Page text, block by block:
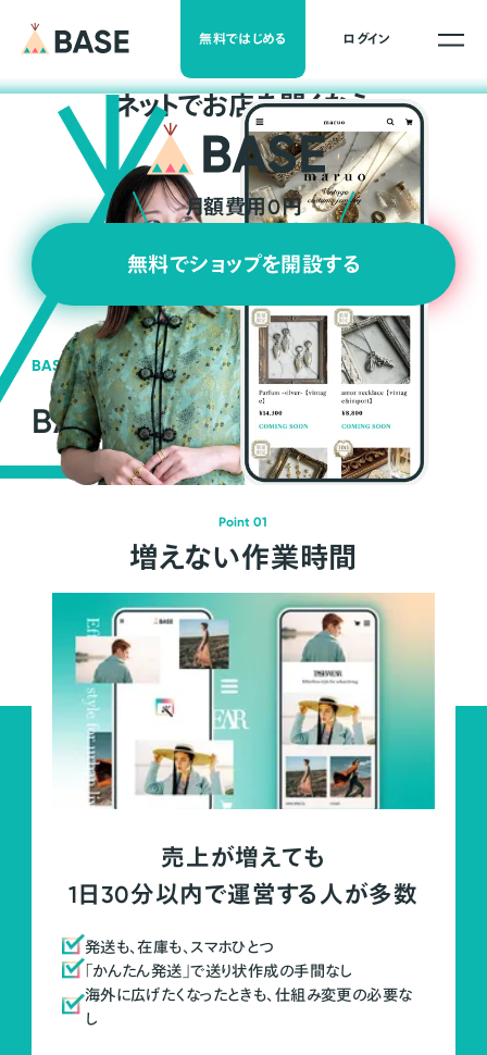
無料ではじめる ログイン
ネットでお店を開くなら
月額費用0円
無料でショップを開設する
BASEの強み
BASEが強い3つの理由
Point 01
増えない作業時間
売上が増えても
1日30分以内で運営する人が多数
発送も、在庫も、スマホひとつ
「かんたん発送」で送り状作成の手間なし
海外に広げたくなったときも、仕組み変更の必要な
し